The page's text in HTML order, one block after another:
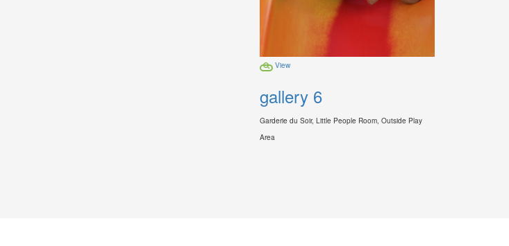
View
gallery 6
Garderie du Soir, Little People Room, Outside Play
Area